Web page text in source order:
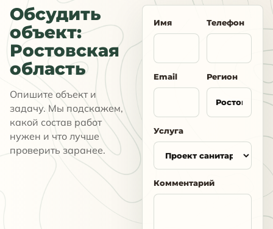
Обсудить
объект:
Ростовская
область
Опишите объект и
задачу. Мы подскажем,
какой состав работ
нужен и что лучше
проверить заранее.
Имя Телефон
Email Регион
Услуга
Комментарий